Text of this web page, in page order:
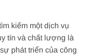
kiếm một dịch vụ
tín và chất lượng là
phát triển của công